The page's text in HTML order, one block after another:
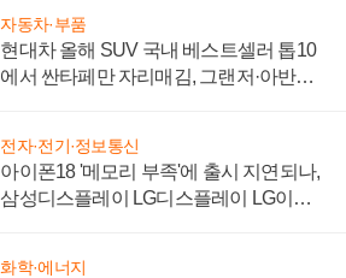
자동차·부품
현대차 올해 SUV 국내 베스트셀러 톱10
에서 싼타페만 자리매김, 그랜저·아반떼
전자·전기·정보통신
아이폰18 '메모리 부족'에 출시 지연되나,
삼성디스플레이 LG디스플레이 LG이노
화학·에너지